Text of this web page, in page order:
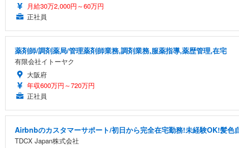
月給30万2,000円～60万円
正社員
薬剤師/調剤薬局/管理薬剤師業務,調剤業務,服薬指導,薬歴管理,在宅
有限会社イトーヤク
大阪府
年収600万円～720万円
正社員
Airbnbのカスタマーサポート/初日から完全在宅勤務!未経験OK!髪色
TDCX Japan株式会社